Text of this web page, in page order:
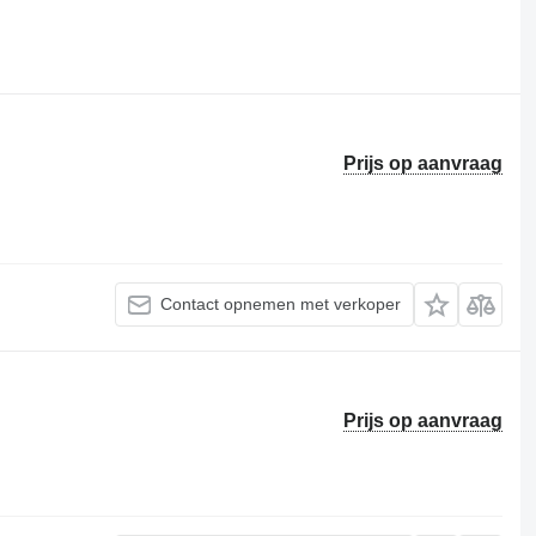
Prijs op aanvraag
Contact opnemen met verkoper
Prijs op aanvraag